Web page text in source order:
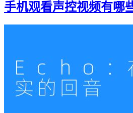
手机观看声控视频有哪